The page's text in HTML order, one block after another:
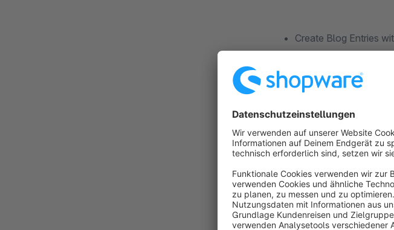
Create Blog Entries
Filtering by categories
Authors can be created
Filtering by authors
Roadmap